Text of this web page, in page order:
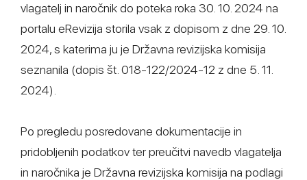
vlagatelj in naročnik do poteka roka 30. 10. 2024 na
portalu eRevizija storila vsak z dopisom z dne 29. 10.
2024, s katerima ju je Državna revizijska komisija
seznanila (dopis št. 018-122/2024-12 z dne 5. 11.
2024).
Po pregledu posredovane dokumentacije in
pridobljenih podatkov ter preučitvi navedb vlagatelja
in naročnika je Državna revizijska komisija na podlagi